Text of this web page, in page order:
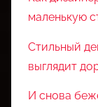
маленькую
Стильный
выглядит
И снова